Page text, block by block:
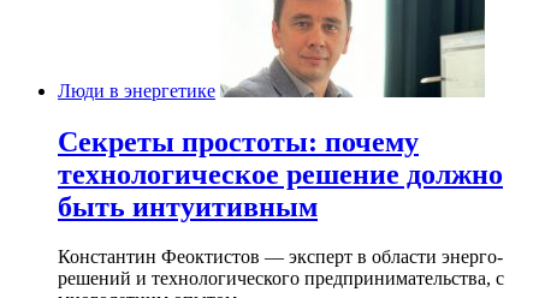
Люди в энергетике
Секреты простоты: почему
технологическое решение должно
быть интуитивным
Константин Феоктистов — эксперт в области энерго-
решений и технологического предпринимательства, с